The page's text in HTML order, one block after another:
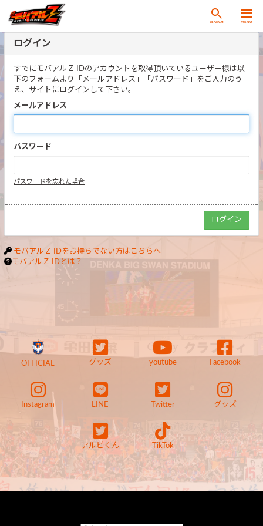
SEARCH MENU
ログイン
すでにモバアルＺ IDのアカウントを取得頂いているユーザー様は以
下のフォームより「メールアドレス」「パスワード」をご入力のう
え、サイトにログインして下さい。
メールアドレス
パスワード
パスワードを忘れた場合
モバアルＺ IDをお持ちでない方はこちらへ
モバアルＺ IDとは？
OFFICIAL グッズ youtube Facebook
Instagram LINE Twitter グッズ
アルビくん TikTok